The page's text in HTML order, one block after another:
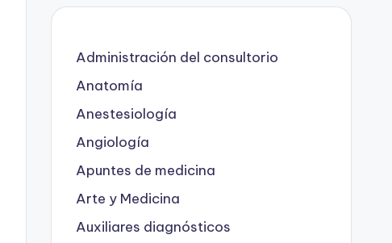
Administración del consultorio
Anatomía
Anestesiología
Angiología
Apuntes de medicina
Arte y Medicina
Auxiliares diagnósticos